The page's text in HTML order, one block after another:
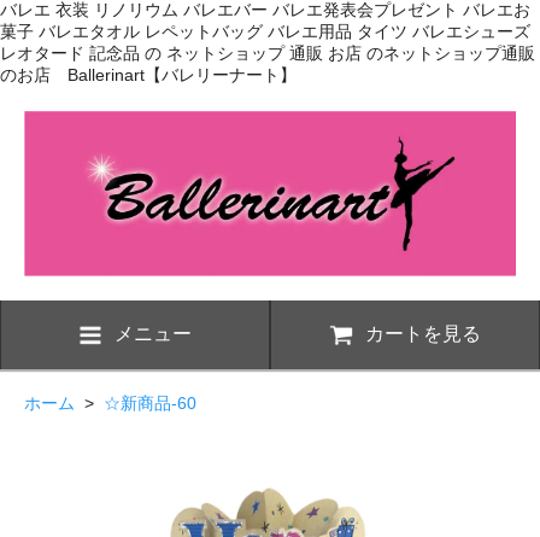
バレエ 衣装 リノリウム バレエバー バレエ発表会プレゼント バレエお
菓子 バレエタオル レペットバッグ バレエ用品 タイツ バレエシューズ
レオタード 記念品 の ネットショップ 通販 お店 のネットショップ通販
のお店 Ballerinart【バレリーナート】
メニュー カートを見る
ホーム > ☆新商品-60